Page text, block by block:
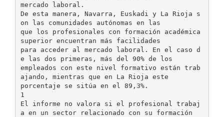
mercado laboral.
De esta manera, Navarra, Euskadi y La Rioja s
on las comunidades autónomas en las
que los profesionales con formación académica
superior encuentran más facilidades
para acceder al mercado laboral. En el caso d
e las dos primeras, más del 90% de los
empleados con este nivel formativo están trab
ajando, mientras que en La Rioja este
porcentaje se sitúa en el 89,3%.
1
El informe no valora si el profesional trabaj
a en un sector relacionado con su formación